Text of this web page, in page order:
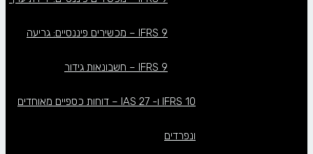
IFRS 9 – מכשירים פיננסיים: גריעה
IFRS 9 – חשבונאות גידור
IFRS 10 ו- IAS 27 – דוחות כספיים מאוחדים
ונפרדים